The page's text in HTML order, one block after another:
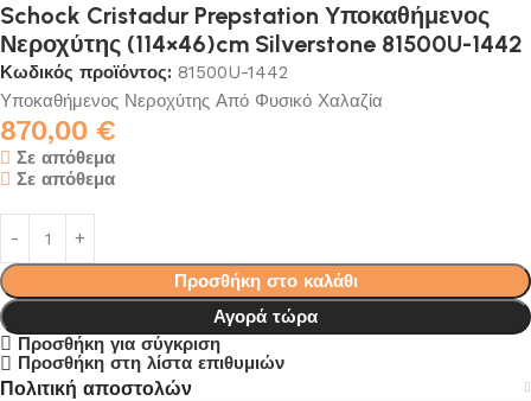
Schock Cristadur Prepstation Υποκαθήμενος
Νεροχύτης (114×46)cm Silverstone 81500U-1442
Κωδικός προϊόντος: 81500U-1442
Υποκαθήμενος Νεροχύτης Από Φυσικό Χαλαζία
870,00 €
Σε απόθεμα
Σε απόθεμα
Προσθήκη στο καλάθι
Αγορά τώρα
Προσθήκη για σύγκριση
Προσθήκη στη λίστα επιθυμιών
Πολιτική αποστολών